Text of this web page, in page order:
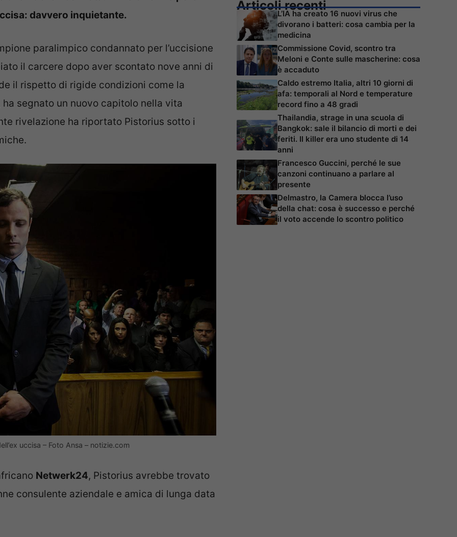
davvero inquietante.
paralimpico condannato per l’uccisione
il carcere dopo aver scontato nove anni di
il rispetto di rigide condizioni come la
segnato un nuovo capitolo nella vita
rivelazione ha riportato Pistorius sotto i
uccisa – Foto Ansa – notizie.com
Netwerk24, Pistorius avrebbe trovato
consulente aziendale e amica di lunga data
Articoli recenti
L’IA ha creato 16 nuovi virus che
divorano i batteri: cosa cambia per la
medicina
Commissione Covid, scontro tra
Meloni e Conte sulle mascherine: cosa
è accaduto
Caldo estremo Italia, altri 10 giorni di
afa: temporali al Nord e temperature
record fino a 48 gradi
Thailandia, strage in una scuola di
Bangkok: sale il bilancio di morti e dei
feriti. Il killer era uno studente di 14
anni
Francesco Guccini, perché le sue
canzoni continuano a parlare al
presente
Delmastro, la Camera blocca l’uso
della chat: cosa è successo e perché
il voto accende lo scontro politico